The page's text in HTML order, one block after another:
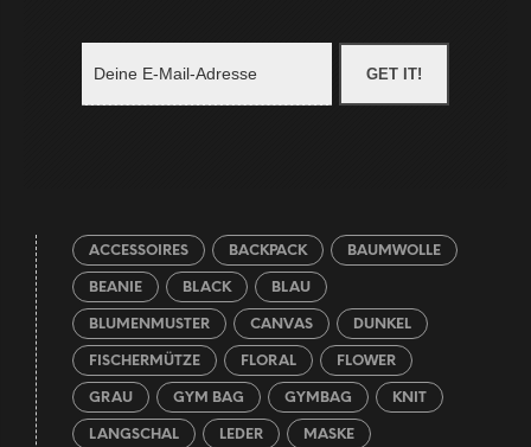
GET IT!
ACCESSOIRES BACKPACK BAUMWOLLE
BEANIE BLACK BLAU
BLUMENMUSTER CANVAS DUNKEL
FISCHERMÜTZE FLORAL FLOWER
GRAU GYM BAG GYMBAG KNIT
LANGSCHAL LEDER MASKE